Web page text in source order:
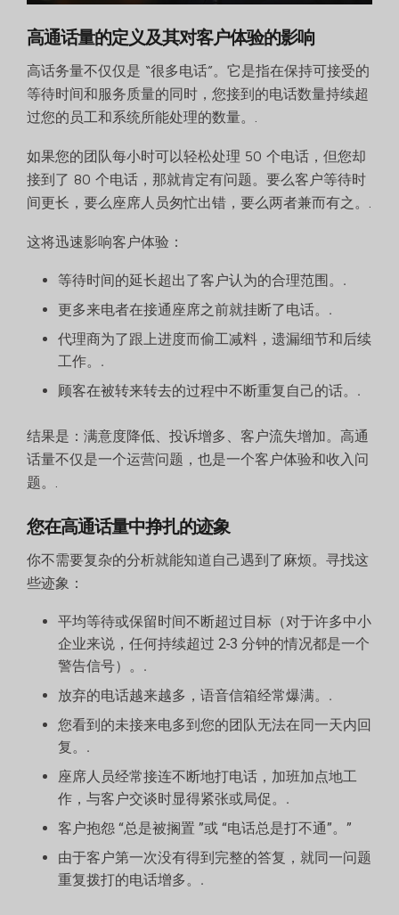
高通话量的定义及其对客户体验的影响
高话务量不仅仅是 “很多电话”。它是指在保持可接受的
等待时间和服务质量的同时，您接到的电话数量持续超
过您的员工和系统所能处理的数量。.
如果您的团队每小时可以轻松处理 50 个电话，但您却
接到了 80 个电话，那就肯定有问题。要么客户等待时
间更长，要么座席人员匆忙出错，要么两者兼而有之。.
这将迅速影响客户体验：
等待时间的延长超出了客户认为的合理范围。.
更多来电者在接通座席之前就挂断了电话。.
代理商为了跟上进度而偷工减料，遗漏细节和后续
工作。.
顾客在被转来转去的过程中不断重复自己的话。.
结果是：满意度降低、投诉增多、客户流失增加。高通
话量不仅是一个运营问题，也是一个客户体验和收入问
题。.
您在高通话量中挣扎的迹象
你不需要复杂的分析就能知道自己遇到了麻烦。寻找这
些迹象：
平均等待或保留时间不断超过目标（对于许多中小
企业来说，任何持续超过 2-3 分钟的情况都是一个
警告信号）。.
放弃的电话越来越多，语音信箱经常爆满。.
您看到的未接来电多到您的团队无法在同一天内回
复。.
座席人员经常接连不断地打电话，加班加点地工
作，与客户交谈时显得紧张或局促。.
客户抱怨 “总是被搁置 ”或 “电话总是打不通”。”
由于客户第一次没有得到完整的答复，就同一问题
重复拨打的电话增多。.